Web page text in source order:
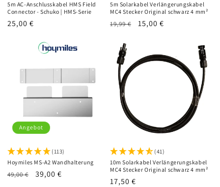
5m AC-Anschlusskabel HMS Field
Connector - Schuko | HMS-Serie
Normaler
25,00 €
5m Solarkabel Verlängerungskabel
MC4 Stecker Original schwarz 4 mm²
Normaler
19,99 € Verkaufspreis
15,00 €
Angebot
(113)
Hoymiles MS-A2 Wandhalterung
Normaler
49,00 € Verkaufspreis
39,00 €
(41)
10m Solarkabel Verlängerungskabel
MC4 Stecker Original schwarz 4 mm²
Normaler
17,50 €